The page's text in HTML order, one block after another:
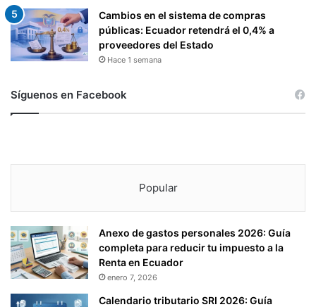
Cambios en el sistema de compras
públicas: Ecuador retendrá el 0,4% a
proveedores del Estado
Hace 1 semana
Síguenos en Facebook
Popular
Anexo de gastos personales 2026: Guía
completa para reducir tu impuesto a la
Renta en Ecuador
enero 7, 2026
Calendario tributario SRI 2026: Guía